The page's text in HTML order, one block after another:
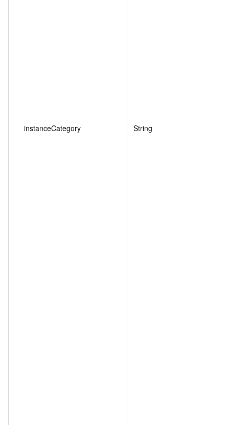
instanceCategory String